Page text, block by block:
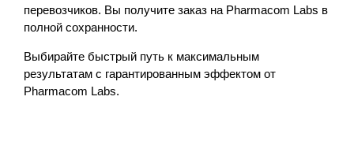
перевозчиков. Вы получите заказ на Pharmacom Labs в
полной сохранности.
Выбирайте быстрый путь к максимальным
результатам с гарантированным эффектом от
Pharmacom Labs.